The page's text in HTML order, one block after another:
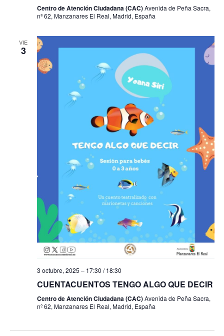
Centro de Atención Ciudadana (CAC)Avenida de Peña Sacra,
nº 62, Manzanares El Real, Madrid, España
VIE
3
3 octubre, 2025 – 17:30 /18:30
CUENTACUENTOS TENGO ALGO QUE DECIR
Centro de Atención Ciudadana (CAC)Avenida de Peña Sacra,
nº 62, Manzanares El Real, Madrid, España